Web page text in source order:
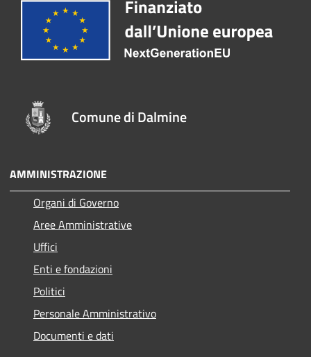
Comune di Dalmine
AMMINISTRAZIONE
Organi di Governo
Aree Amministrative
Uffici
Enti e fondazioni
Politici
Personale Amministrativo
Documenti e dati